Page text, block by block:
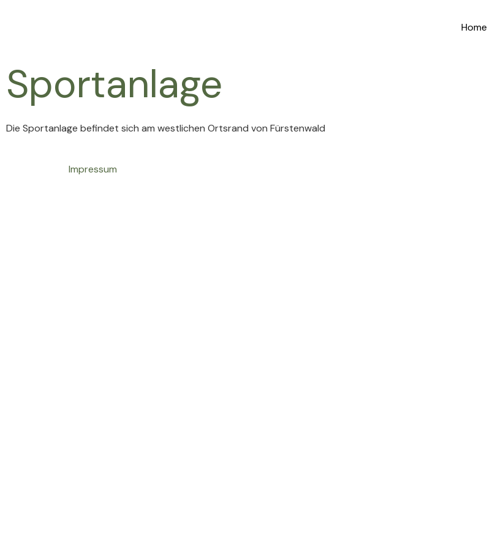
Home
Sportanlage
Die Sportanlage befindet sich am westlichen Ortsrand von Fürstenwald
Impressum